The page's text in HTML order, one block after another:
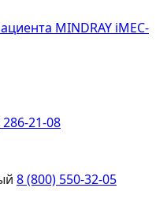
21-08
8 (800) 550-32-05